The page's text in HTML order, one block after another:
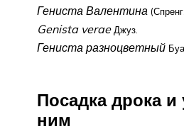
Гениста Валентина
Genista verae Джуз.
Гениста разноцветный
Посадка дрока и
ним